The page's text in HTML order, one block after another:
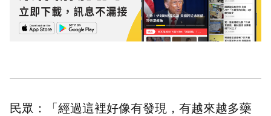
民眾：「經過這裡好像有發現，有越來越多藥